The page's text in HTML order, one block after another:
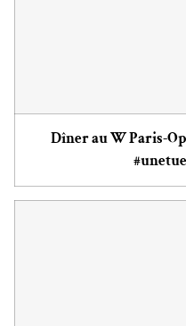
Dîner au W Paris-